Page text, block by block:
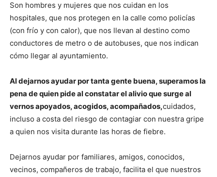
Son hombres y mujeres que nos cuidan en los
hospitales, que nos protegen en la calle como policías
(con frío y con calor), que nos llevan al destino como
conductores de metro o de autobuses, que nos indican
cómo llegar al ayuntamiento.
Al dejarnos ayudar por tanta gente buena, superamos la
pena de quien pide al constatar el alivio que surge al
vernos apoyados, acogidos, acompañados,cuidados,
incluso a costa del riesgo de contagiar con nuestra gripe
a quien nos visita durante las horas de fiebre.
Dejarnos ayudar por familiares, amigos, conocidos,
vecinos, compañeros de trabajo, facilita el que nuestros